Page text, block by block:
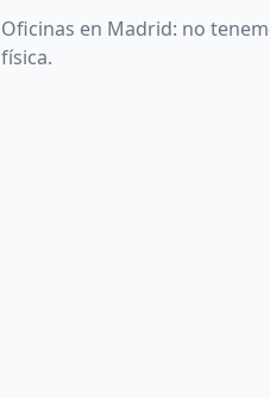
Oficinas en Madrid: no
física.